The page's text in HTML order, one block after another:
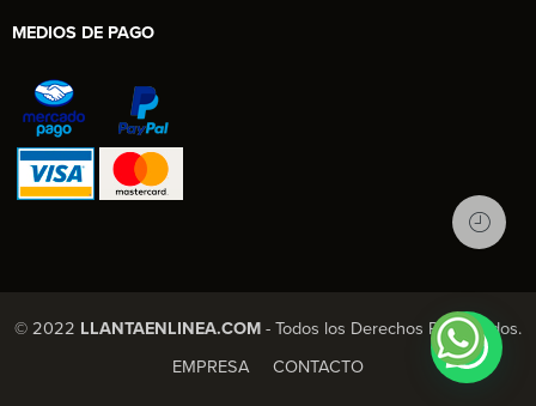
MEDIOS DE PAGO
© 2022 LLANTAENLINEA.COM - Todos los Derechos Reservados.
EMPRESA
CONTACTO